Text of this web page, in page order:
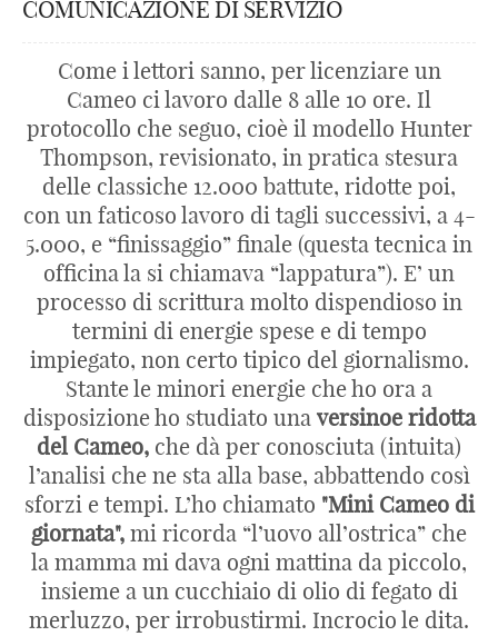
COMUNICAZIONE DI SERVIZIO
Come i lettori sanno, per licenziare un
Cameo ci lavoro dalle 8 alle 10 ore. Il
protocollo che seguo, cioè il modello Hunter
Thompson, revisionato, in pratica stesura
delle classiche 12.000 battute, ridotte poi,
con un faticoso lavoro di tagli successivi, a 4-
5.000, e “finissaggio” finale (questa tecnica in
officina la si chiamava “lappatura”). E’ un
processo di scrittura molto dispendioso in
termini di energie spese e di tempo
impiegato, non certo tipico del giornalismo.
Stante le minori energie che ho ora a
disposizione ho studiato una versinoe ridotta
del Cameo, che dà per conosciuta (intuita)
l’analisi che ne sta alla base, abbattendo così
sforzi e tempi. L’ho chiamato "Mini Cameo di
giornata", mi ricorda “l’uovo all’ostrica” che
la mamma mi dava ogni mattina da piccolo,
insieme a un cucchiaio di olio di fegato di
merluzzo, per irrobustirmi. Incrocio le dita.